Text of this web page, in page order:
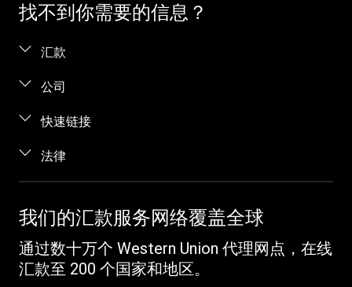
找不到你需要的信息？
汇款
汇款。
电话汇款
向服刑人员汇款
跟踪汇款
查找网点
公司
关于我们
职业发展机会
投资者关系
快速链接
登录 / 注册
加盟代理
客户服务
Western Union Rewards
推荐朋友
法律
知识产权
在线隐私声明
发起投诉
我们的汇款服务网络覆盖全球
通过数十万个 Western Union 代理网点，在线
汇款至 200 个国家和地区。